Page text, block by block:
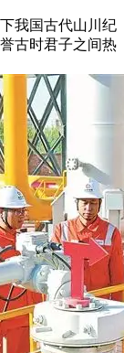
我国古代山川纪
古时君子之间热